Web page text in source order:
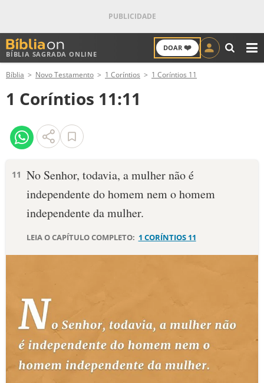
BÍBLIA SAGRADA ONLINE
DOAR ❤️
ANTIGO TESTAMENTO
NOVO TESTAMENTO
VERSÍCULOS
PALAVRA DO DIA
DEVOCIONAL DIÁRIO
ESTUDOS BÍBLICOS
ESBOÇOS DE PREGAÇÃO
Bíblia Novo Testamento 1 Coríntios 1 Coríntios 11
1 Coríntios 11:11
11 No Senhor, todavia, a mulher não é
independente do homem nem o homem
independente da mulher.
LEIA O CAPÍTULO COMPLETO: 1 CORÍNTIOS 11